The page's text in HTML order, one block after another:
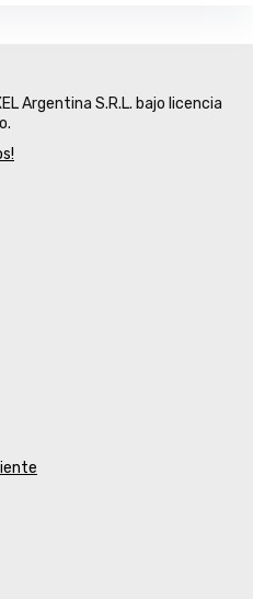
Argentina S.R.L. bajo licencia